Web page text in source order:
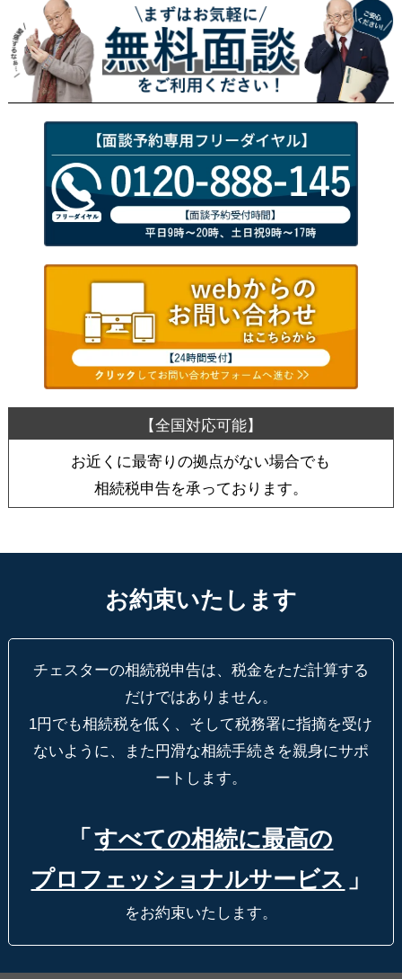
お近くに最寄りの拠点がない場合でも
相続税申告を承っております。
お約束いたします
チェスターの相続税申告は、税金をただ計算する
だけではありません。
1円でも相続税を低く、そして税務署に指摘を受け
ないように、
また円滑な相続手続きを親身にサポ
ートします。
「 すべての相続に最高の
プロフェッショナルサービス 」
をお約束いたします。